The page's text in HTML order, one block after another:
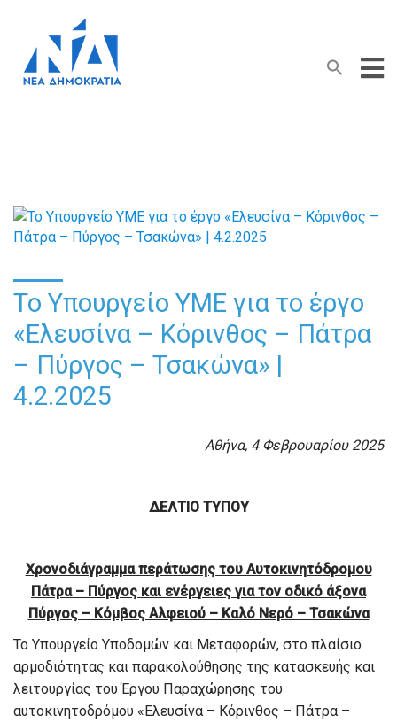
Search
for:
Search Button
Το Υπουργείο ΥΜΕ για το έργο
«Ελευσίνα – Κόρινθος – Πάτρα
– Πύργος – Τσακώνα» |
4.2.2025
Αθήνα, 4 Φεβρουαρίου 2025
ΔΕΛΤΙΟ ΤΥΠΟΥ
Χρονοδιάγραμμα περάτωσης του Αυτοκινητόδρομου
Πάτρα – Πύργος και ενέργειες για τον οδικό άξονα
Πύργος – Κόμβος Αλφειού – Καλό Νερό – Τσακώνα
Το Υπουργείο Υποδομών και Μεταφορών, στο πλαίσιο
αρμοδιότητας και παρακολούθησης της κατασκευής και
λειτουργίας του Έργου Παραχώρησης του
αυτοκινητοδρόμου «Ελευσίνα – Κόρινθος – Πάτρα –